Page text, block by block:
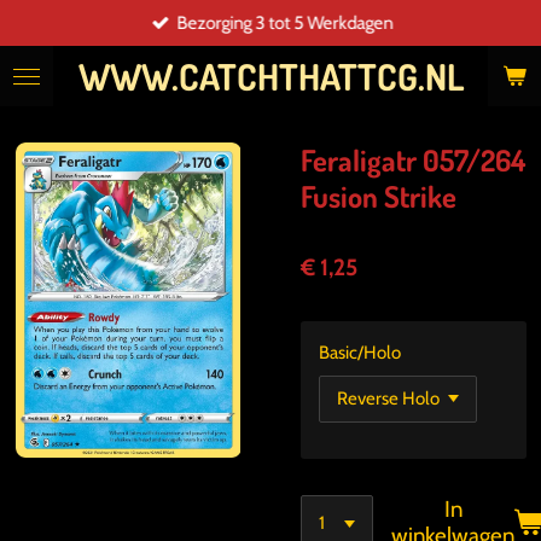
direct
naar
WWW.CATCHTHATTCG.NL
Bezorging 3 tot 5 Werkdagen
Feraligatr 057/264
Fusion Strike
€ 1,25
Basic/Holo
In